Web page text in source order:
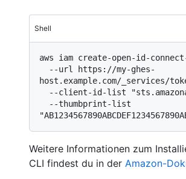
Shell
aws iam create-open-id-
host.example.com/_services/
Weitere Informationen zum
CLI findest du in der Amazon-